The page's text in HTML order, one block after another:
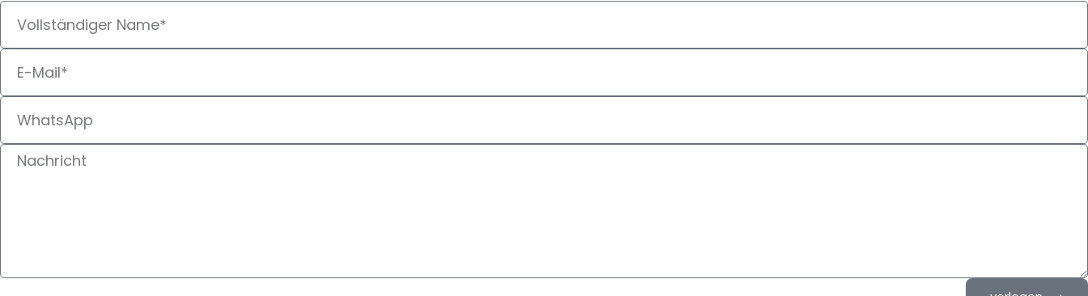
Name
E-
Mail
Telefon
Textarea